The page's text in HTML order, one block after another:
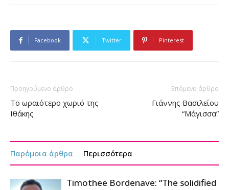
Facebook Twitter Pinterest
Προηγούμενο άρθρο
Το ωραιότερο χωριό της
Ιθάκης
Επόμενο άρθρο
Γιάννης Βασιλείου
“Μάγισσα”
Παρόμοια άρθρα Περισσότερα
Timothee Bordenave: “The solidified